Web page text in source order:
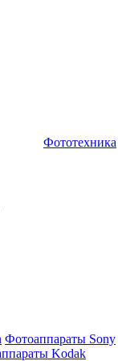
Фототехника
Фотоаппараты Sony
Kodak